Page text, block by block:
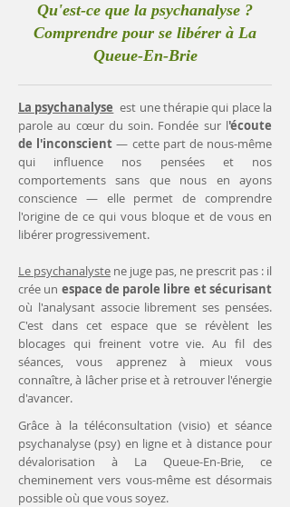
Qu'est-ce que la psychanalyse ?
Comprendre pour se libérer à La
Queue-En-Brie
La psychanalyse est une thérapie qui place la
parole au cœur du soin. Fondée sur l'écoute
de l'inconscient— cette part de nous-même
qui influence nos pensées et nos
comportements sans que nous en ayons
conscience — elle permet de comprendre
l'origine de ce qui vous bloque et de vous en
libérer progressivement.
Le psychanalyste ne juge pas, ne prescrit pas : il
crée un espace de parole libre et sécurisant
où l'analysant associe librement ses pensées.
C'est dans cet espace que se révèlent les
blocages qui freinent votre vie. Au fil des
séances, vous apprenez à mieux vous
connaître, à lâcher prise et à retrouver l'énergie
d'avancer.
Grâce à la téléconsultation (visio) et séance
psychanalyse (psy) en ligne et à distance pour
dévalorisation à La Queue-En-Brie, ce
cheminement vers vous-même est désormais
possible où que vous soyez.